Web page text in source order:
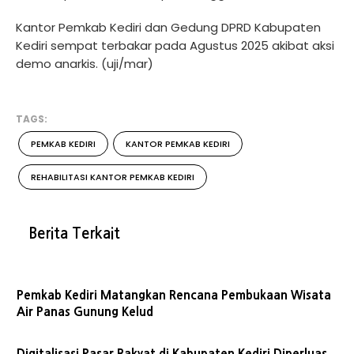
Kantor Pemkab Kediri dan Gedung DPRD Kabupaten
Kediri sempat terbakar pada Agustus 2025 akibat aksi
demo anarkis. (uji/mar)
TAGS:
PEMKAB KEDIRI KANTOR PEMKAB KEDIRI
REHABILITASI KANTOR PEMKAB KEDIRI
Berita Terkait
Pemkab Kediri Matangkan Rencana Pembukaan Wisata
Air Panas Gunung Kelud